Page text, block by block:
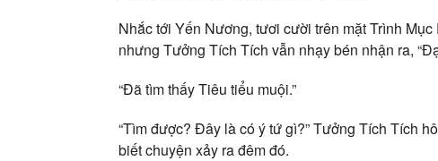
Nhắc tới Yến Nương, tươi cười trên mặt Trình
nhưng Tưởng Tích Tích vẫn nhạy bén nhận ra,
“Đã tìm thấy Tiêu tiểu muội.”
“Tìm được? Đây là có ý tứ gì?” Tưởng Tích Tích
biết chuyện xảy ra đêm đó.